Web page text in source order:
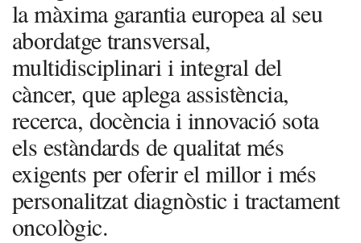
la màxima garantia europea al seu
abordatge transversal,
multidisciplinari i integral del
càncer, que aplega assistència,
recerca, docència i innovació sota
els estàndards de qualitat més
exigents per oferir el millor i més
personalitzat diagnòstic i tractament
oncològic.